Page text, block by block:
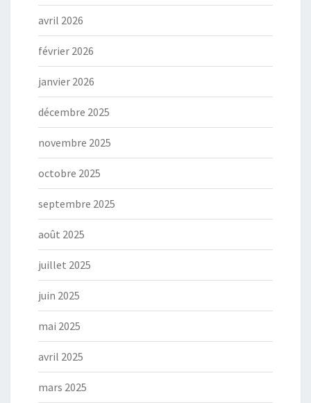
avril 2026
février 2026
janvier 2026
décembre 2025
novembre 2025
octobre 2025
septembre 2025
août 2025
juillet 2025
juin 2025
mai 2025
avril 2025
mars 2025